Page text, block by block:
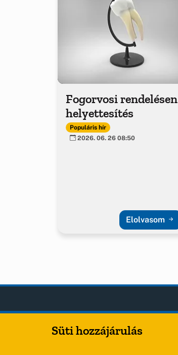
Fogorvosi rendelésen
helyettesítés
Populáris hír
2026. 06. 26 08:50
Elolvasom
Sóly
Község Önkormányzata
Süti hozzájárulás